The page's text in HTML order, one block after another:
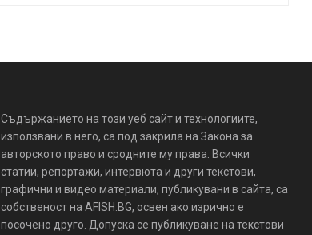
Съдържанието на този уеб сайт и технологиите,
използвани в него, са под закрила на Закона за
авторското право и сродните му права. Всички
статии, репортажи, интервюта и други текстови,
графични и видео материали, публикувани в сайта, са
собственост на AFISH.BG, освен ако изрично е
посочено друго. Допуска се публикуване на текстови